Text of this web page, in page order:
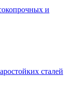
и
сталей